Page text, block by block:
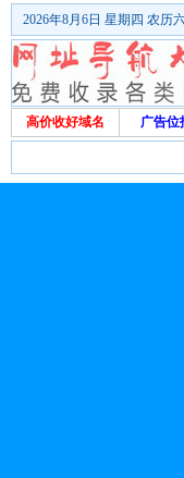
2026年8月6日 星期四 农历
高价收好域名 广告位